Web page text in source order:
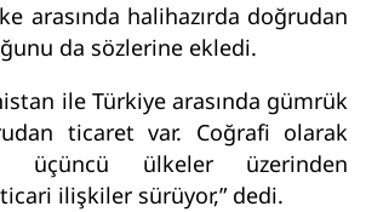
arasında halihazırda doğrudan
da sözlerine ekledi.
ile Türkiye arasında gümrük
ticaret var. Coğrafi olarak
üçüncü ülkeler üzerinden
ilişkiler sürüyor,” dedi.